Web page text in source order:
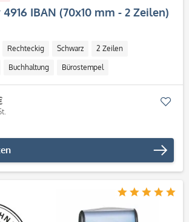
IBAN (70x10 mm - 2 Zeilen)
Rechteckig Schwarz 2 Zeilen
Buchhaltung Bürostempel